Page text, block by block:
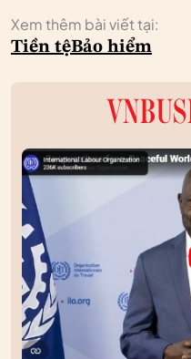
Xem thêm bài viết tại:
Tiền tệBảo hiểm